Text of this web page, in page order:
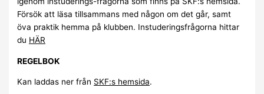
Försök att läsa tillsammans med någon om det går, samt
öva praktik hemma på klubben. Instuderingsfrågorna hittar
du HÄR
REGELBOK
Kan laddas ner från SKF:s hemsida.